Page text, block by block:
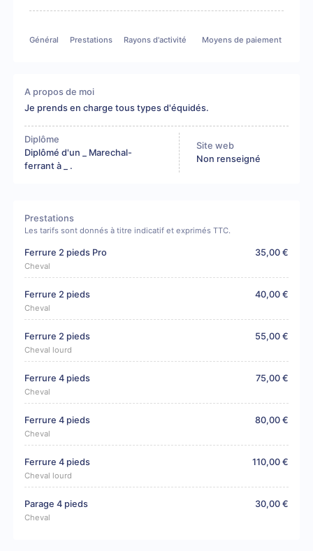
Général Prestations Rayons d'activité Moyens de paiement
A propos de moi
Je prends en charge tous types d'équidés.
Diplôme
Diplômé d'un _ Marechal-
ferrant à _ .
Site web
Non renseigné
Prestations
Les tarifs sont donnés à titre indicatif et exprimés TTC.
Ferrure 2 pieds Pro
Cheval
35,00 €
Ferrure 2 pieds
Cheval
40,00 €
Ferrure 2 pieds
Cheval lourd
55,00 €
Ferrure 4 pieds
Cheval
75,00 €
Ferrure 4 pieds
Cheval
80,00 €
Ferrure 4 pieds
Cheval lourd
110,00 €
Parage 4 pieds
Cheval
30,00 €